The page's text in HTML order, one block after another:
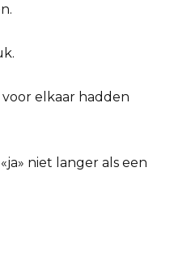
elkaar hadden
niet langer als een